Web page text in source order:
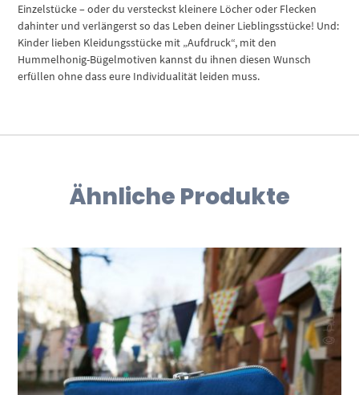
Einzelstücke – oder du versteckst kleinere Löcher oder Flecken
dahinter und verlängerst so das Leben deiner Lieblingsstücke! Und:
Kinder lieben Kleidungsstücke mit „Aufdruck“, mit den
Hummelhonig-Bügelmotiven kannst du ihnen diesen Wunsch
erfüllen ohne dass eure Individualität leiden muss.
Ähnliche Produkte